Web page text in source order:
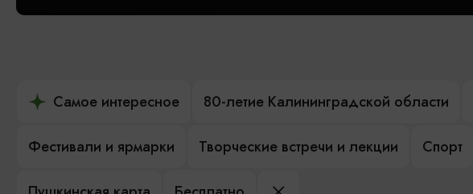
Самое интересное 80-летие Калининградской области
Фестивали и ярмарки Творческие встречи и лекции Спорт